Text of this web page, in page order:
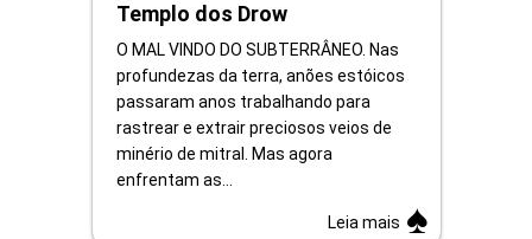
Templo dos Drow
O MAL VINDO DO SUBTERRÂNEO. Nas
profundezas da terra, anões estóicos
passaram anos trabalhando para
rastrear e extrair preciosos veios de
minério de mitral. Mas agora
enfrentam as...
Leia mais